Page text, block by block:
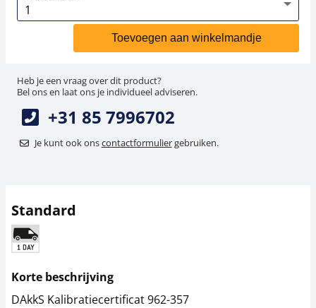
Toevoegen aan winkelmandje
Heb je een vraag over dit product?
Bel ons en laat ons je individueel adviseren.
+31 85 7996702
Je kunt ook onscontactformuliergebruiken.
Standard
Korte beschrijving
DAkkS Kalibratiecertificat 962-357